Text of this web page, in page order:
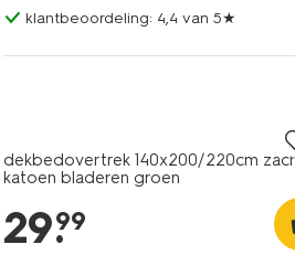
klantbeoordeling: 4,4 van 5★
dekbedovertrek 140x200/220cm
katoen bladeren groen
29.
99